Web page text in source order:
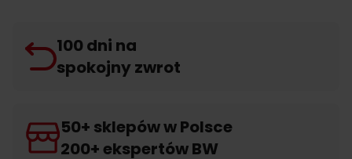
100 dni na
spokojny zwrot
50+ sklepów w Polsce
200+ ekspertów BW